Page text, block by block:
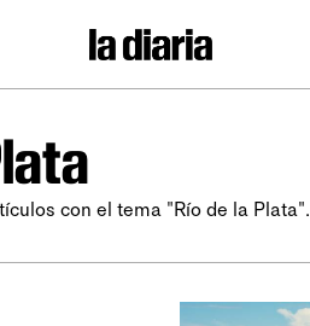
con el tema "Río de la Plata".